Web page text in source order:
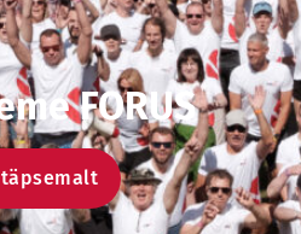
FORUS
täpsemalt